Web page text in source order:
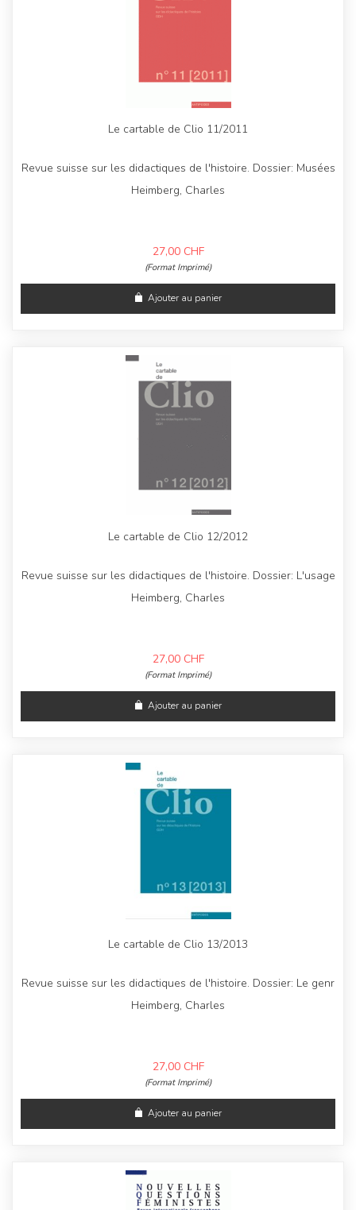
Le cartable de Clio 11/2011
Revue suisse sur les didactiques de l'histoire. Dossier: Musées
Heimberg, Charles
27,00 CHF
(Format Imprimé)
Ajouter au panier
Le cartable de Clio 12/2012
Revue suisse sur les didactiques de l'histoire. Dossier: L'usage
Heimberg, Charles
27,00 CHF
(Format Imprimé)
Ajouter au panier
Le cartable de Clio 13/2013
Revue suisse sur les didactiques de l'histoire. Dossier: Le genr
Heimberg, Charles
27,00 CHF
(Format Imprimé)
Ajouter au panier